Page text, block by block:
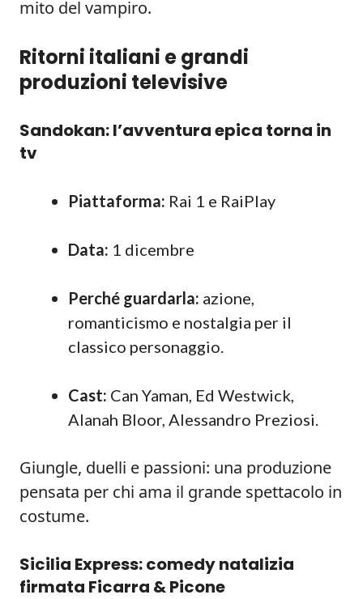
mito del vampiro.
Ritorni italiani e grandi
produzioni televisive
Sandokan: l’avventura epica torna in
tv
Piattaforma: Rai 1 e RaiPlay
Data: 1 dicembre
Perché guardarla: azione,
romanticismo e nostalgia per il
classico personaggio.
Cast: Can Yaman, Ed Westwick,
Alanah Bloor, Alessandro Preziosi.
Giungle, duelli e passioni: una produzione
pensata per chi ama il grande spettacolo in
costume.
Sicilia Express: comedy natalizia
firmata Ficarra & Picone